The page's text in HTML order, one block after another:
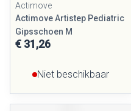
Actimove
Actimove Artistep Pediatric
Gipsschoen M
€ 31,26
Niet beschikbaar